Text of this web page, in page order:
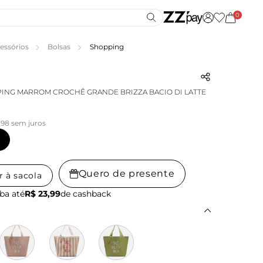
0
Bolsas Shopping
MARROM CROCHÊ GRANDE BRIZZA BACIO DI LATTE
sem juros
à sacola Quero de presente
atéR$ 23,99de cashback